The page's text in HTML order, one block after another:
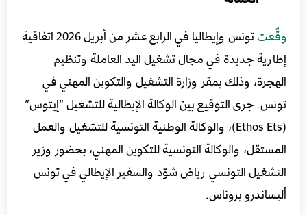
وقّعت
تونس وإيطاليا في الرابع عشر من أبريل 2026 اتفاقية
إطارية جديدة في مجال تشغيل اليد العاملة وتنظيم
الهجرة، وذلك بمقر وزارة التشغيل والتكوين المهني في
تونس. جرى التوقيع بين الوكالة الإيطالية للتشغيل “إيتوس”
(Ethos Ets)، والوكالة الوطنية التونسية للتشغيل والعمل
المستقل، والوكالة التونسية للتكوين المهني، بحضور وزير
التشغيل التونسي رياض شوّد والسفير الإيطالي في تونس
أليساندرو بروناس.